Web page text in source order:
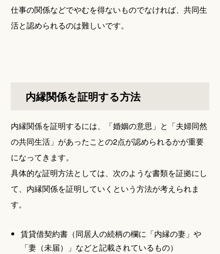
仕事の関係などでやむを得ないものでなければ、共同生
活と認められるのは難しいです。
内縁関係を証明する方法
内縁関係を証明するには、「婚姻の意思」と「夫婦同然
の共同生活」があったことの2点が認められるかが重要
になってきます。
具体的な証明方法としては、次のような書類を証拠にし
て、内縁関係を証明していくという方法が考えられま
す。
賃貸借契約書（同居人の続柄の欄に「内縁の妻」や
「妻（未届）」などと記載されているもの）